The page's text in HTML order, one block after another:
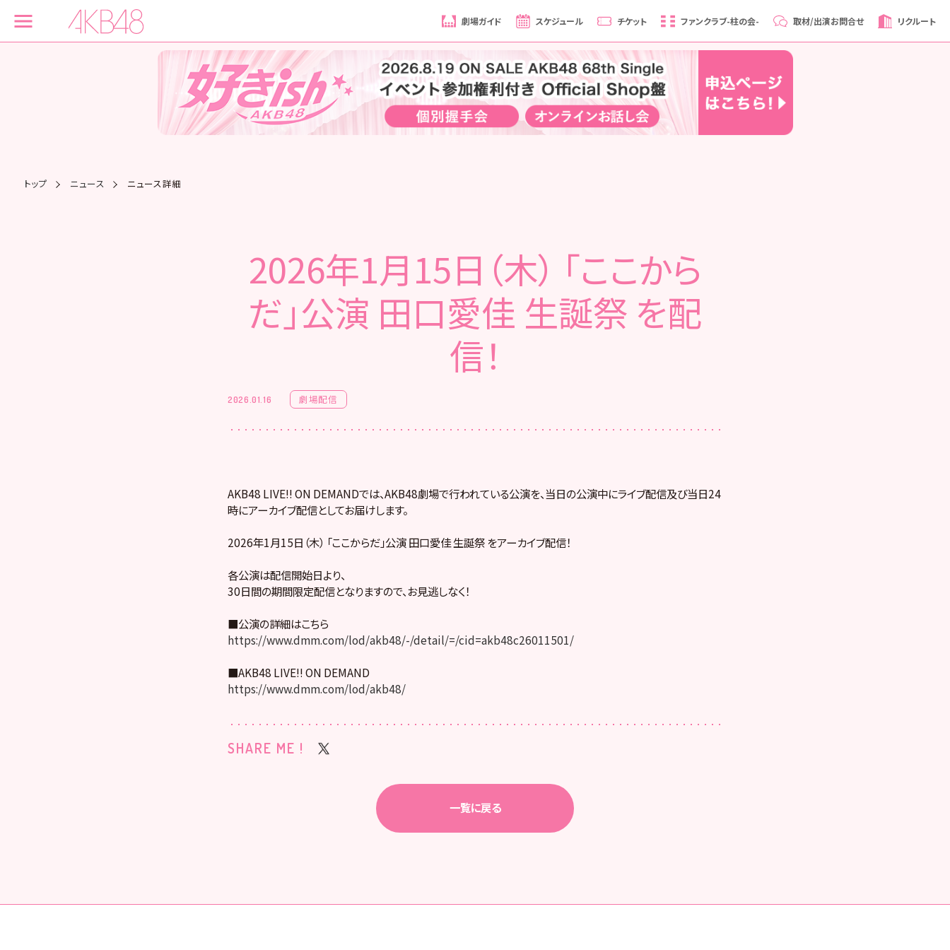
劇場ガイド スケジュール チケット ファンクラブ-柱の会- 取材/出演お問合せ リクルート
トップ ニュース ニュース詳細
2026年1月15日（木） 「ここから
だ」公演 田口愛佳 生誕祭 を配
信！
2026.01.16 劇場配信
AKB48 LIVE!! ON DEMANDでは、AKB48劇場で行われている公演を、当日の公演中にライブ配信及び当日24
時にアーカイブ配信としてお届けします。
2026年1月15日（木） 「ここからだ」公演 田口愛佳 生誕祭 をアーカイブ配信！
各公演は配信開始日より、
30日間の期間限定配信となりますので、お見逃しなく！
■公演の詳細はこちら
https://www.dmm.com/lod/akb48/-/detail/=/cid=akb48c26011501/
■AKB48 LIVE!! ON DEMAND
https://www.dmm.com/lod/akb48/
SHARE ME !
一覧に戻る